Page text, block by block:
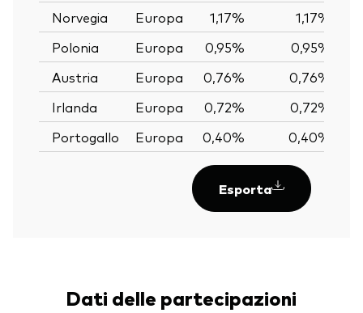
Norvegia
Europa 1,17%
1,17%
Polonia
Europa 0,95%
0,95%
Austria
Europa 0,76%
0,76%
Irlanda
Europa 0,72%
0,72%
Portogallo
Europa 0,40% 0,40%
Esporta
Dati delle partecipazioni